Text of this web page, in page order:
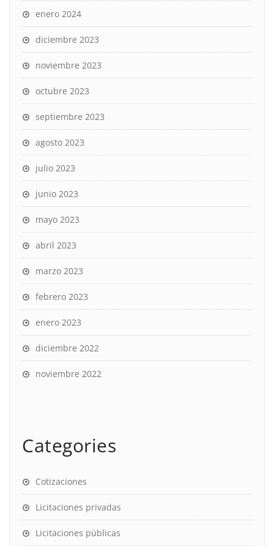
enero 2024
diciembre 2023
noviembre 2023
octubre 2023
septiembre 2023
agosto 2023
julio 2023
junio 2023
mayo 2023
abril 2023
marzo 2023
febrero 2023
enero 2023
diciembre 2022
noviembre 2022
Categories
Cotizaciones
Licitaciones privadas
Licitaciones públicas